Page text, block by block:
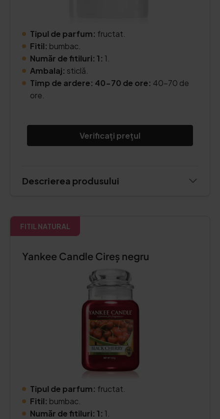
Tipul de parfum: fructat.
Fitil: bumbac.
Număr de fitiluri: 1: 1.
Ambalaj: sticlă.
Timp de ardere: 40-70 de ore: 40-70 de
ore.
Verificați prețul
Descrierea produsului
FITIL NATURAL
Yankee Candle Cireș negru
Tipul de parfum: fructat.
Fitil: bumbac.
Număr de fitiluri: 1: 1.